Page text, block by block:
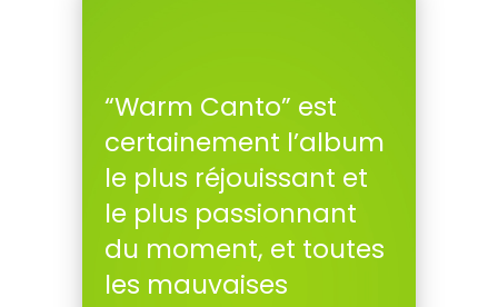
“Warm Canto” est
certainement l’album
le plus réjouissant et
le plus passionnant
du moment, et toutes
les mauvaises